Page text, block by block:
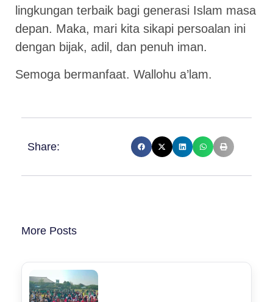
lingkungan terbaik bagi generasi Islam masa
depan. Maka, mari kita sikapi persoalan ini
dengan bijak, adil, dan penuh iman.
Semoga bermanfaat. Wallohu a’lam.
Share:
More Posts